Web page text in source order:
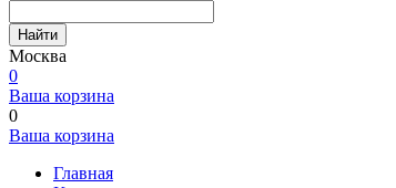
Найти
Москва
0
Ваша корзина
0
Ваша корзина
Главная